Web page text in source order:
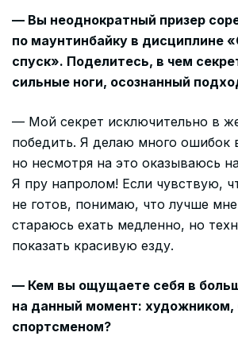
— Вы неоднократный призер
по маунтинбайку в дисциплине
спуск». Поделитесь, в чем
сильные ноги, осознанный
— Мой секрет исключительно в
победить. Я делаю много ошибок
но несмотря на это оказываюсь
Я пру напролом! Если чувствую,
не готов, понимаю, что лучше мне
стараюсь ехать медленно, но
показать красивую езду.
— Кем вы ощущаете себя в
на данный момент: художником,
спортсменом?